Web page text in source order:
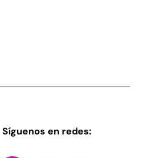
Síguenos en redes: